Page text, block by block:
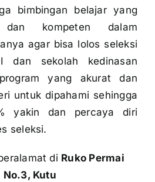
bimbingan belajar yang
kompeten dalam
agar bisa lolos seleksi
dan sekolah kedinasan
yang akurat dan
untuk dipahami sehingga
yakin dan percaya diri
seleksi.
di Ruko Permai
Kutu